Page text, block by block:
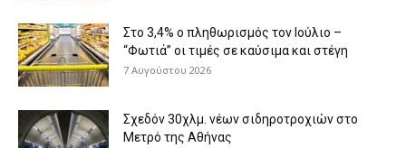
Στο 3,4% ο πληθωρισμός τον Ιούλιο –
“Φωτιά” οι τιμές σε καύσιμα και στέγη
7 Αυγούστου 2026
Σχεδόν 30χλμ. νέων σιδηροτροχιών στο
Μετρό της Αθήνας